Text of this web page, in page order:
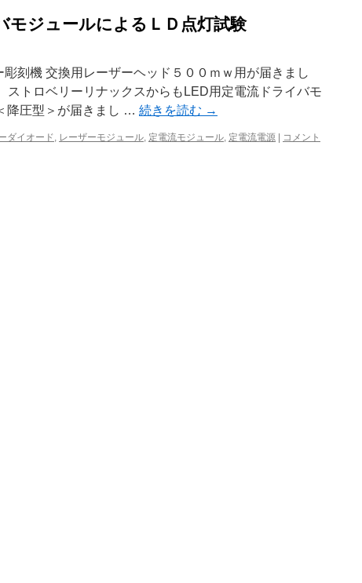
モジュールによるＬＤ点灯試験
刻機 交換用レーザーヘッド５００ｍｗ用が届きまし
トロベリーリナックスからもLED用定電流ドライバモ
降圧型＞が届きまし … 続きを読む →
ダイオード, レーザーモジュール, 定電流モジュール, 定電流電源
コメント